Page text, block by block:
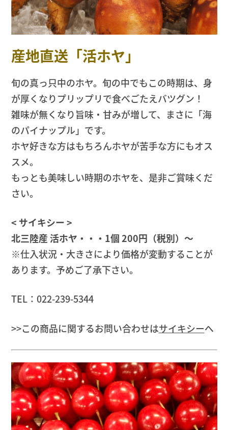
産地直送「活ホヤ」
旬の真っ只中のホヤ。旬の中でもこの時期は、身
が厚くなりプリップリで食べごたえバツグン！
雑味が無くなり旨味・甘みが増して、まさに「海
のパイナップル」です。
ホヤ好きな方はもちろんホヤが苦手な方にもオス
スメ。
もっとも美味しい時期のホヤを、是非ご賞味くだ
さい。
< サイキシー >
北三陸産 活ホヤ・・・1個 200円（税別）～
※仕入状況・大きさにより価格が変動することが
あります。予めご了承下さい。
TEL：022-239-5344
>>この商品に関するお問い合わせはサイキシーへ